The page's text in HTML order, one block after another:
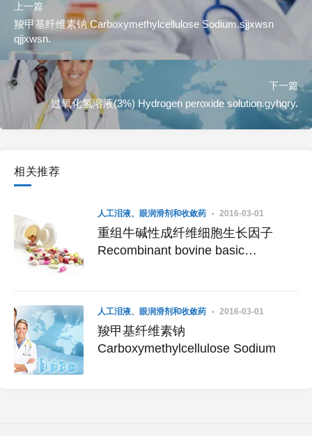
上一篇
羧甲基纤维素钠 Carboxymethylcellulose Sodium.sjjxwsn
qjjxwsn.
下一篇
过氧化氢溶液(3%) Hydrogen peroxide solution.gyhqry.
相关推荐
人工泪液、眼润滑剂和收敛药 2016-03-01
重组牛碱性成纤维细胞生长因子
Recombinant bovine basic
人工泪液、眼润滑剂和收敛药 2016-03-01
羧甲基纤维素钠
Carboxymethylcellulose Sodium